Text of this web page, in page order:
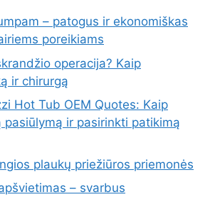
– patogus ir ekonomiškas
poreikiams
operacija? Kaip
ir chirurgą
Hot Tub OEM Quotes: Kaip
pasiūlymą ir pasirinkti patikimą
plaukų priežiūros priemonės
– svarbus